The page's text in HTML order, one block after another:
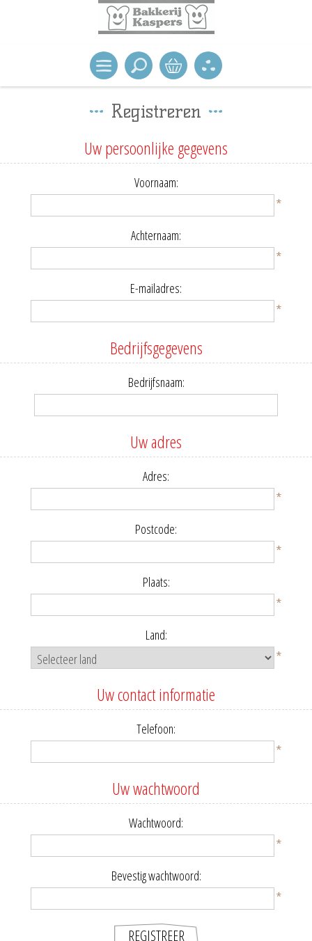
Registreren
Uw persoonlijke gegevens
Voornaam:
*
Achternaam:
*
E-mailadres:
*
Bedrijfsgegevens
Bedrijfsnaam:
Uw adres
Adres:
*
Postcode:
*
Plaats:
*
Land:
*
Uw contact informatie
Telefoon:
*
Uw wachtwoord
Wachtwoord:
*
Bevestig wachtwoord:
*